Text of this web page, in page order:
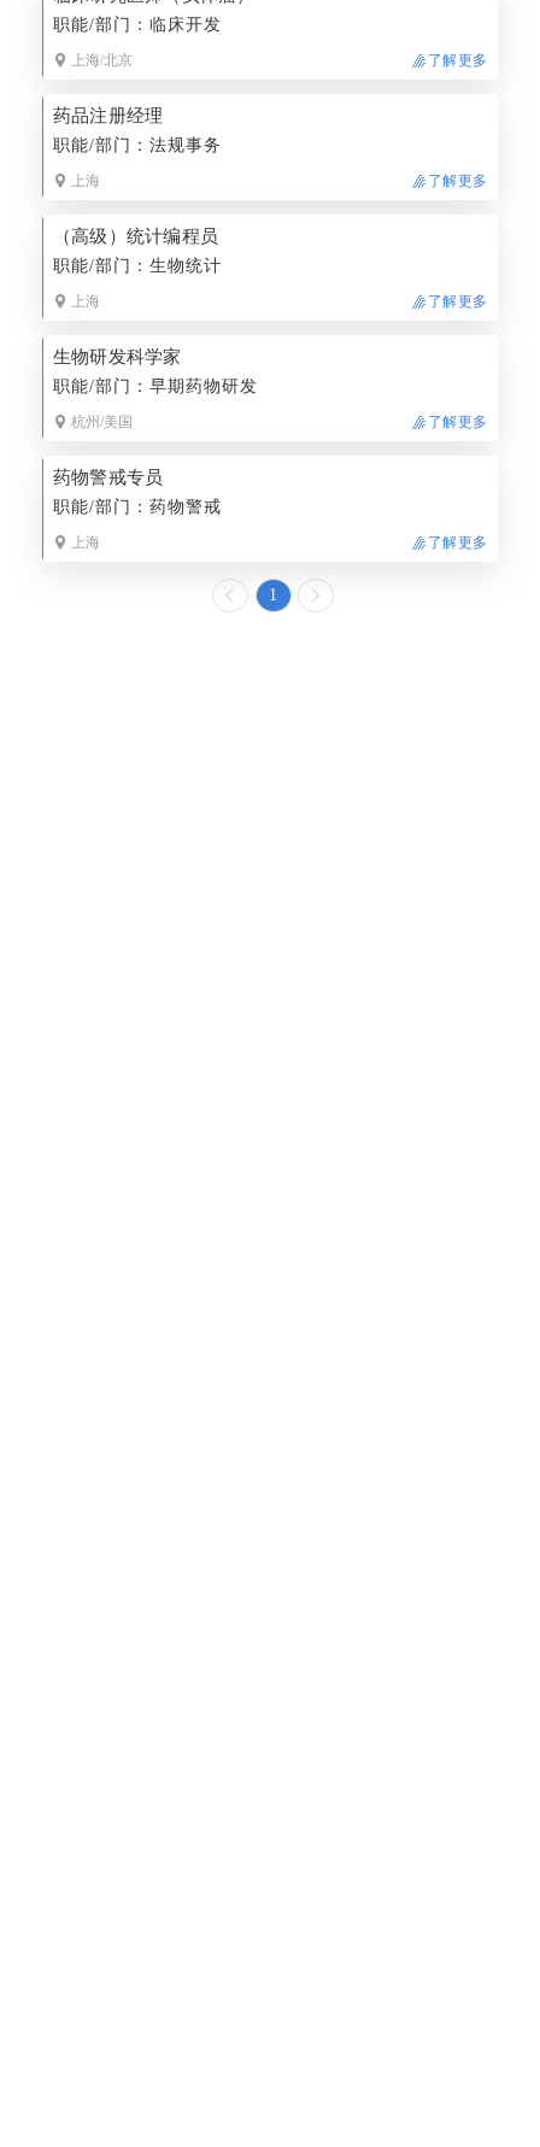
职能/部门：临床开发
上海/北京 了解更多
药品注册经理
职能/部门：法规事务
上海 了解更多
（高级）统计编程员
职能/部门：生物统计
上海 了解更多
生物研发科学家
职能/部门：早期药物研发
杭州/美国 了解更多
药物警戒专员
职能/部门：药物警戒
上海 了解更多
1